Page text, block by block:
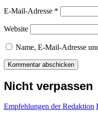
E-Mail-Adresse *
Website
Name, E-Mail-Adresse
Nicht verpassen
Empfehlungen der Redaktion